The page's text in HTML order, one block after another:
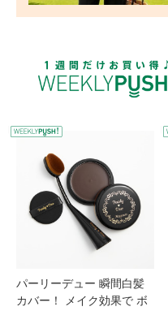
パーリーデュー 瞬間白髪
カバー！ メイク効果で ボ